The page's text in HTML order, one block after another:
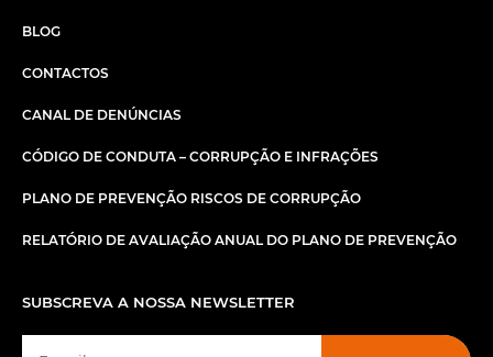
BLOG
CONTACTOS
CANAL DE DENÚNCIAS
CÓDIGO DE CONDUTA – CORRUPÇÃO E INFRAÇÕES
PLANO DE PREVENÇÃO RISCOS DE CORRUPÇÃO
RELATÓRIO DE AVALIAÇÃO ANUAL DO PLANO DE PREVENÇÃO
SUBSCREVA A NOSSA NEWSLETTER